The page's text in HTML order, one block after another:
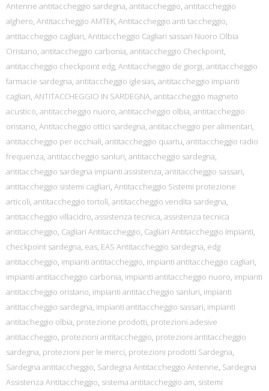
Antenne antitaccheggio sardegna, antitaccheggio, antitaccheggio
alghero, Antitaccheggio AMTEK, Antitaccheggio anti taccheggio,
antitaccheggio cagliari, Antitaccheggio Cagliari sassari Nuoro Olbia
Oristano, antitaccheggio carbonia, antitaccheggio Checkpoint,
antitaccheggio checkpoint edg, Antitaccheggio de giorgi, antitaccheggio
farmacie sardegna, antitaccheggio iglesias, antitaccheggio impianti
cagliari, ANTITACCHEGGIO IN SARDEGNA, antitaccheggio magneto
acustico, antitaccheggio nuoro, antitaccheggio olbia, antitaccheggio
oristano, Antitaccheggio ottici sardegna, antitaccheggio per alimentari,
antitaccheggio per occhiali, antitaccheggio quartu, antitaccheggio radio
frequenza, antitaccheggio sanluri, antitaccheggio sardegna,
antitaccheggio sardegna impianti assistenza, antitaccheggio sassari,
antitaccheggio sistemi cagliari, Antitaccheggio Sistemi protezione
articoli, antitaccheggio tortolì, antitaccheggio vendita sardegna,
antitaccheggio villacidro, assistenza tecnica, assistenza tecnica
antitaccheggio, Cagliari Antitaccheggio, Cagliari Antitaccheggio Impianti,
checkpoint sardegna, eas, EAS Antitaccheggio sardegna, edg
antitaccheggio, impianti antitaccheggio, impianti antitaccheggio cagliari,
impianti antitaccheggio carbonia, impianti antitaccheggio nuoro, impianti
antitaccheggio oristano, impianti antitaccheggio sanluri, impianti
antitaccheggio sardegna, impianti antitaccheggio sassari, impianti
antitacheggio olbia, protezione prodotti, protezioni adesive
antitaccheggio, protezioni antitaccheggio, protezioni antitaccheggio
sardegna, protezioni per le merci, protezioni prodotti Sardegna,
Sardegna antitaccheggio, Sardegna Antitaccheggio Antenne, Sardegna
Assistenza Antitaccheggio, sistema antitaccheggio am, sistemi